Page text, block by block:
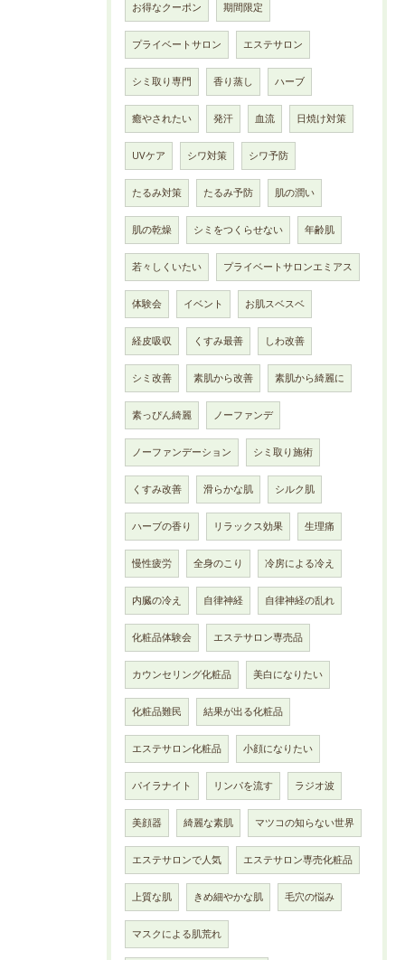
お得なクーポン 期間限定
プライベートサロン エステサロン
シミ取り専門 香り蒸し ハーブ
癒やされたい 発汗 血流 日焼け対策
UVケア シワ対策 シワ予防
たるみ対策 たるみ予防 肌の潤い
肌の乾燥 シミをつくらせない 年齢肌
若々しくいたい プライベートサロンエミアス
体験会 イベント お肌スベスベ
経皮吸収 くすみ最善 しわ改善
シミ改善 素肌から改善 素肌から綺麗に
素っぴん綺麗 ノーファンデ
ノーファンデーション シミ取り施術
くすみ改善 滑らかな肌 シルク肌
ハーブの香り リラックス効果 生理痛
慢性疲労 全身のこり 冷房による冷え
内臓の冷え 自律神経 自律神経の乱れ
化粧品体験会 エステサロン専売品
カウンセリング化粧品 美白になりたい
化粧品難民 結果が出る化粧品
エステサロン化粧品 小顔になりたい
パイラナイト リンパを流す ラジオ波
美顔器 綺麗な素肌 マツコの知らない世界
エステサロンで人気 エステサロン専売化粧品
上質な肌 きめ細やかな肌 毛穴の悩み
マスクによる肌荒れ